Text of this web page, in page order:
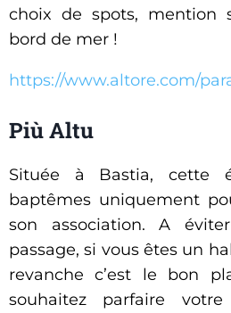
choix de spots, mention
bord de mer !
https://www.altore.com/
Più Altu
Située à Bastia, cette
baptêmes uniquement
son association. A
passage, si vous êtes un
revanche c’est le bon
souhaitez parfaire